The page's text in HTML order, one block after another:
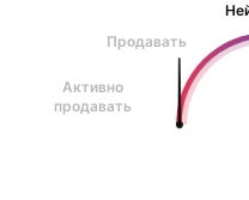
Продавать
Активно
продавать